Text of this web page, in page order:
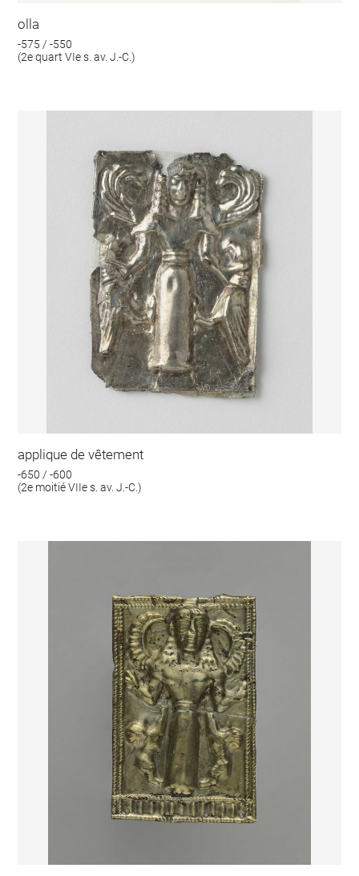
olla
-575 / -550
(2e quart VIe s. av. J.-C.)
applique de vêtement
-650 / -600
(2e moitié VIIe s. av. J.-C.)